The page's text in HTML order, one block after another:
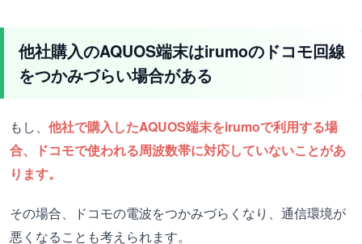
他社購入のAQUOS端末はirumoのドコモ回線
をつかみづらい場合がある
もし、 他社で購入したAQUOS端末をirumoで利用する場
合、ドコモで使われる周波数帯に対応していないことがあ
ります。
その場合、ドコモの電波をつかみづらくなり、通信環境が
悪くなることも考えられます。